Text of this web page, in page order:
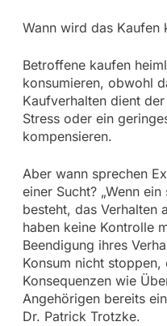
Wann wird das Kaufen
Betroffene kaufen
konsumieren, obwohl
Kaufverhalten dient
Stress oder ein
kompensieren.
Aber wann sprechen
einer Sucht? „Wenn
besteht, das Verhalten
haben keine Kontrolle
Beendigung ihres
Konsum nicht
Konsequenzen wie
Angehörigen bereits
Dr. Patrick Trotzke.